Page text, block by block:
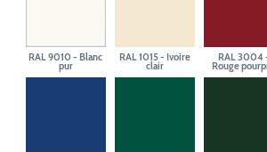
RAL 9010 - Blanc
pur
RAL 1015 - Ivoire
clair
RAL 3004
Rouge